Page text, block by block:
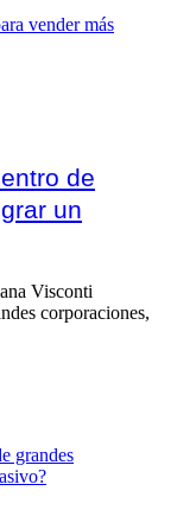
de
un
Visconti
corporaciones,